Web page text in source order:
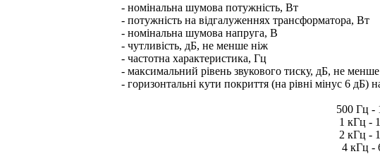
- номінальна шумова потужність, Вт
- потужність на відгалуженнях трансформатора, Вт
- номінальна шумова напруга, В
- чутливість, дБ, не менше ніж
- частотна характеристика, Гц
- максимальний рівень звукового тиску, дБ, не
- горизонтальні кути покриття (на рівні мінус 6 дБ)
500 Гц -
1 кГц -
2 кГц -
4 кГц -